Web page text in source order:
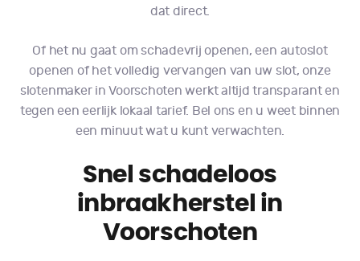
dat direct.
Of het nu gaat om schadevrij openen, een autoslot
openen of het volledig vervangen van uw slot, onze
slotenmaker in Voorschoten werkt altijd transparant en
tegen een eerlijk lokaal tarief. Bel ons en u weet binnen
een minuut wat u kunt verwachten.
Snel schadeloos
inbraakherstel in
Voorschoten